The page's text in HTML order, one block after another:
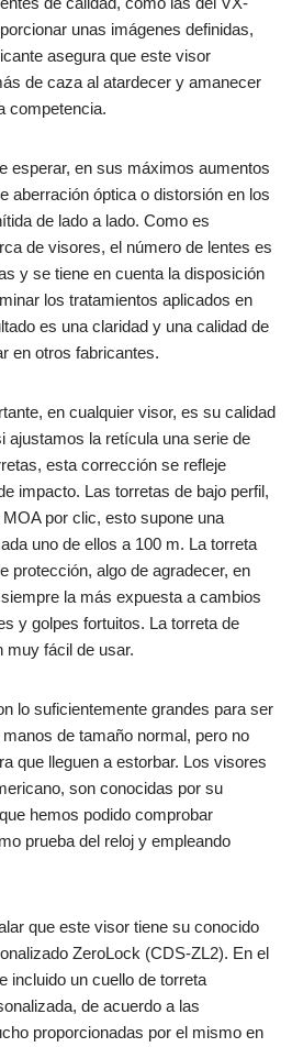
unas imágenes definidas,
asegura que este visor
de caza al atardecer y amanecer
competencia.
esperar, en sus máximos aumentos
aberración óptica o distorsión en los
de lado a lado. Como es
de visores, el número de lentes es
y se tiene en cuenta la disposición
los tratamientos aplicados en
es una claridad y una calidad de
en otros fabricantes.
en cualquier visor, es su calidad
ajustamos la retícula una serie de
esta corrección se refleje
impacto. Las torretas de bajo perfil,
por clic, esto supone una
uno de ellos a 100 m. La torreta
protección, algo de agradecer, en
la más expuesta a cambios
y golpes fortuitos. La torreta de
muy fácil de usar.
lo suficientemente grandes para ser
de tamaño normal, pero no
que lleguen a estorbar. Los visores
son conocidas por su
hemos podido comprobar
prueba del reloj y empleando
que este visor tiene su conocido
ZeroLock (CDS-ZL2). En el
incluido un cuello de torreta
de acuerdo a las
proporcionadas por el mismo en